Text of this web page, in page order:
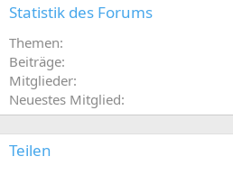
Statistik des Forums
Themen
Beiträge
Mitglieder
Neuestes Mitglied
Teilen